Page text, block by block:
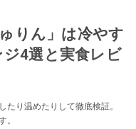
りん」は冷やす
4選と実食レビ
たり温めたりして徹底検証。
。